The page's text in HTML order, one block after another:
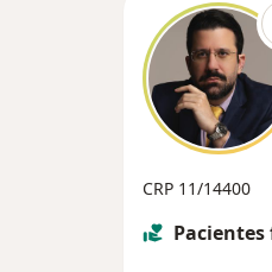
CRP 11/14400
Pacientes